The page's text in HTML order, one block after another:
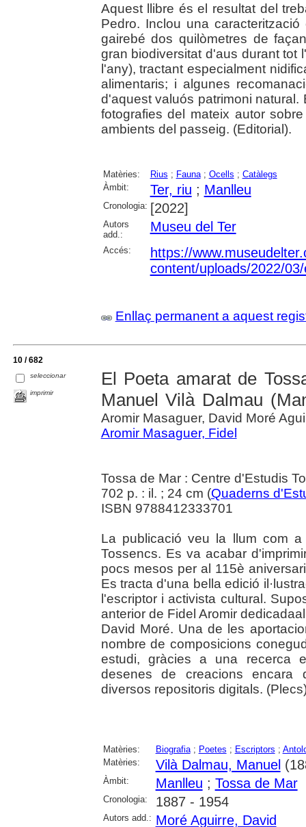
Aquest llibre és el resultat del
Pedro. Inclou una
gairebé dos quilòmetres de
gran biodiversitat d'aus durant tot
l'any), tractant especialment
alimentaris; i algunes
d'aquest valuós patrimoni natural.
fotografies del mateix autor
ambients del passeig. (Editorial).
Matèries: Rius ; Fauna; Ocells ; Catàlegs
Àmbit:
Ter, riu ; Manlleu
Cronologia: [2022]
Autors
add.:
Museu del Ter
Accés:
https://
content/uploads/2022/
Enllaç permanent a aquest
10 / 682
seleccionar
imprimir
El Poeta amarat de
Manuel Vilà Dalmau
Aromir Masaguer, David Moré
Aromir Masaguer, Fidel
Tossa de Mar : Centre d'Estudis
702 p. : il. ; 24 cm (Quaderns
ISBN 9788412333701
La publicació veu la llum com
Tossencs. Es va acabar
pocs mesos per al 115è
Es tracta d'una bella edició
l'escriptor i activista cultural.
anterior de Fidel Aromir
David Moré. Una de les
nombre de composicions
estudi, gràcies a una recerca
desenes de creacions encara
diversos repositoris digitals.
Matèries: Biografia; Poetes ; Escriptors ;
Matèries:
Vilà Dalmau, Manuel
Àmbit: Manlleu ; Tossa de Mar
Cronologia: 1887 - 1954
Autors add.: Moré Aguirre, David